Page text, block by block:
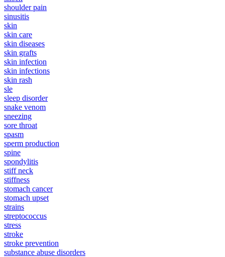
shoulder pain
sinusitis
skin
skin care
skin diseases
skin grafts
skin infection
skin infections
skin rash
sle
sleep disorder
snake venom
sneezing
sore throat
spasm
sperm production
spine
spondylitis
stiff neck
stiffness
stomach cancer
stomach upset
strains
streptococcus
stress
stroke
stroke prevention
substance abuse disorders